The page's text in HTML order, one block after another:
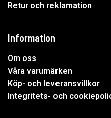
Retur och reklamation
Information
Om oss
Våra varumärken
Köp- och leveransvillkor
Integritets- och